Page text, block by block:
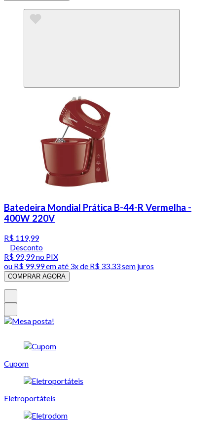
Batedeira Mondial Prática B-44-R Vermelha -
400W 220V
R$ 119,99
Desconto
R$ 99,99no PIX
ou R$ 99,99em até 3x de R$ 33,33 sem juros
COMPRAR AGORA
Cupom
Eletroportáteis